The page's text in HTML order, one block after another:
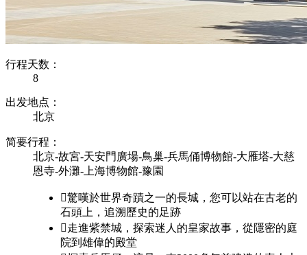
行程天数：
8
出发地点：
北京
简要行程：
北京-故宮-天安門廣場-鳥巢-兵馬俑博物館-大雁塔-大慈
恩寺-外灘-上海博物館-豫園
驚嘆於世界奇蹟之一的長城，您可以站在古老的
石頭上，追溯歷史的足跡
走進紫禁城，探索迷人的皇家故事，從隱密的庭
院到雄偉的殿堂